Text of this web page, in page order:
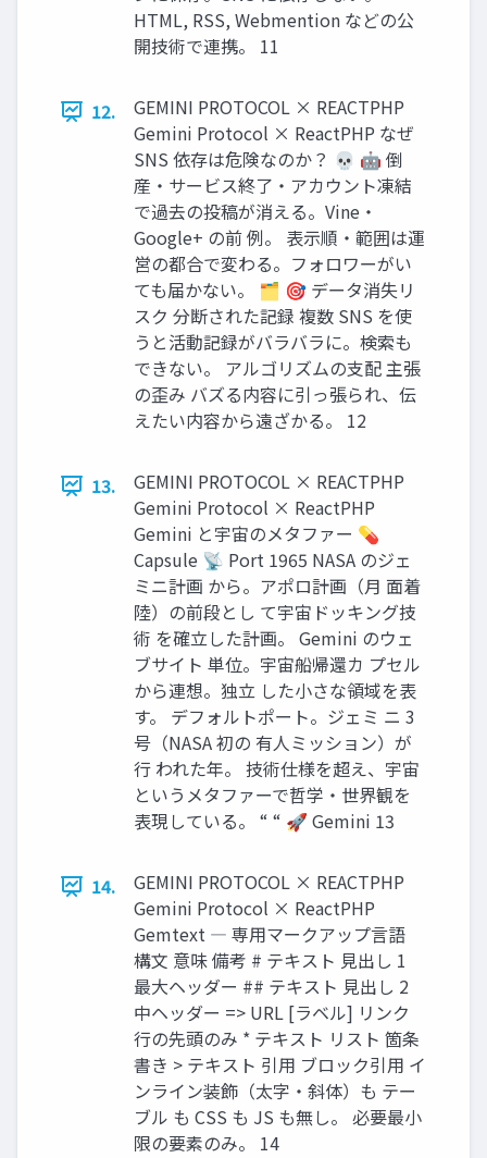
HTML, RSS, Webmention などの公
開技術で連携。 11
12.
GEMINI PROTOCOL × REACTPHP
Gemini Protocol × ReactPHP なぜ
SNS 依存は危険なのか？ 💀 🤖 倒
産・サービス終了・アカウント凍結
で過去の投稿が消える。Vine・
Google+ の前 例。 表示順・範囲は運
営の都合で変わる。フォロワーがい
ても届かない。 🗂 🎯 データ消失リ
スク 分断された記録 複数 SNS を使
うと活動記録がバラバラに。検索も
できない。 アルゴリズムの支配 主張
の歪み バズる内容に引っ張られ、伝
えたい内容から遠ざかる。 12
13.
GEMINI PROTOCOL × REACTPHP
Gemini Protocol × ReactPHP
Gemini と宇宙のメタファー 💊
Capsule 📡 Port 1965 NASA のジェ
ミニ計画 から。アポロ計画（月 面着
陸）の前段とし て宇宙ドッキング技
術 を確立した計画。 Gemini のウェ
ブサイト 単位。宇宙船帰還カ プセル
から連想。独立 した小さな領域を表
す。 デフォルトポート。ジェミ ニ 3
号（NASA 初の 有人ミッション）が
行 われた年。 技術仕様を超え、宇宙
というメタファーで哲学・世界観を
表現している。 “ “ 🚀 Gemini 13
14.
GEMINI PROTOCOL × REACTPHP
Gemini Protocol × ReactPHP
Gemtext ― 専用マークアップ言語
構文 意味 備考 # テキスト 見出し 1
最大ヘッダー ## テキスト 見出し 2
中ヘッダー => URL [ラベル] リンク
行の先頭のみ * テキスト リスト 箇条
書き > テキスト 引用 ブロック引用 イ
ンライン装飾（太字・斜体）も テー
ブル も CSS も JS も無し。 必要最小
限の要素のみ。 14